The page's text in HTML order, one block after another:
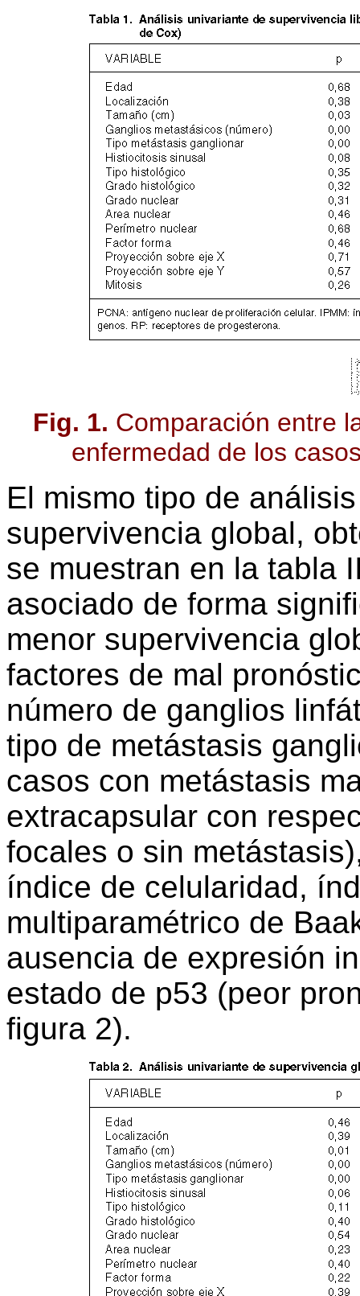
Fig. 1. Comparación entre
enfermedad de los
El mismo tipo de
supervivencia global,
se muestran en la tabla
asociado de forma
menor supervivencia
factores de mal
número de ganglios
tipo de metástasis
casos con metástasis
extracapsular con
focales o sin
índice de celularidad,
multiparamétrico de
ausencia de expresión
estado de p53 (peor
figura 2).